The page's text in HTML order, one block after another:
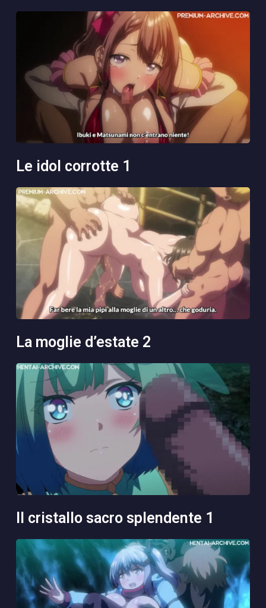
le idol corrotte 1
la moglie d’estate 2
il cristallo sacro splendente 1